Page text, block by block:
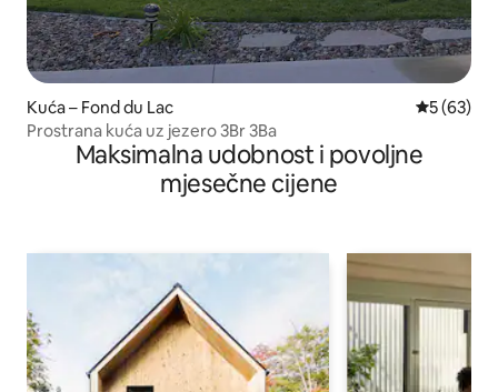
Kuća – Fond du Lac Prosječna
5 (63)
Prostrana kuća uz jezero 3Br 3Ba
Maksimalna udobnost i povoljne
mjesečne cijene